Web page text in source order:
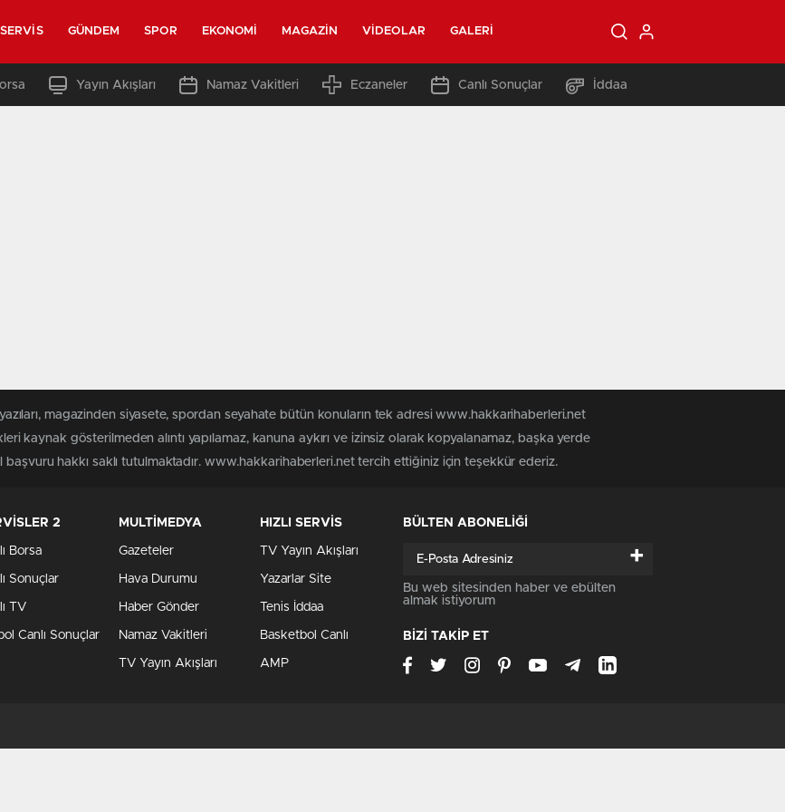
SERVIS GÜNDEM SPOR EKONOMI MAGAZIN VIDEOLAR GALERI
Yayın Akışları Namaz Vakitleri Eczaneler Canlı Sonuçlar İddaa
magazinden siyasete, spordan seyahate bütün konuların tek adresi www.hakkarihaberleri.net
kaynak gösterilmeden alıntı yapılamaz, kanuna aykırı ve izinsiz olarak kopyalanamaz, başka yerde
başvuru hakkı saklı tutulmaktadır. www.hakkarihaberleri.net tercih ettiğiniz için teşekkür ederiz.
2
Borsa
Sonuçlar
TV
Canlı Sonuçlar
MULTİMEDYA
Gazeteler
Hava Durumu
Haber Gönder
Namaz Vakitleri
TV Yayın Akışları
HIZLI SERVİS
TV Yayın Akışları
Yazarlar Site
Tenis İddaa
Basketbol Canlı
AMP
BÜLTEN ABONELİĞİ
+
Bu web sitesinden haber ve ebülten
almak istiyorum
BİZİ TAKİP ET